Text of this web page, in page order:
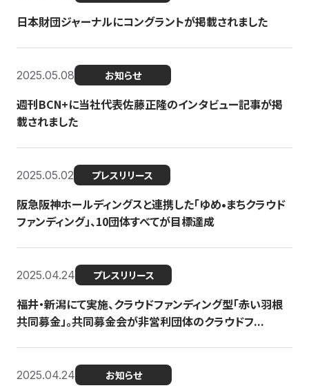
日本財団ジャーナルにコングラントが掲載されました
2025.05.08 お知らせ
週刊BCN+に当社代表佐藤正隆のインタビュー記事が掲
載されました
2025.05.02 プレスリリース
阪急阪神ホールディングスと連携した「ゆめ•まちクラウド
ファンディング」、10団体すべてが目標達成
2025.04.24 プレスリリース
福井・新潟にて実施、クラウドファンディング型「赤い羽根
共同募金」。共同募金会が非営利団体のクラウドフ...
2025.04.24 お知らせ